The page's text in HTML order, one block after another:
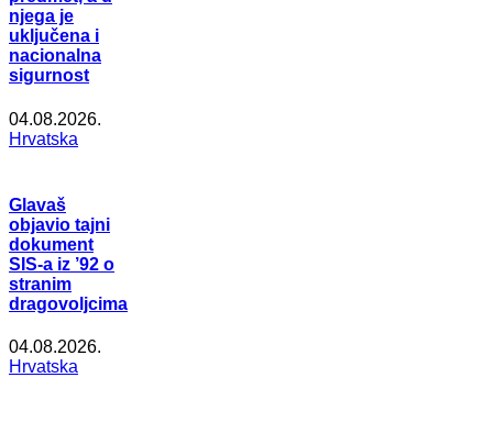
njega je
uključena i
nacionalna
sigurnost
04.08.2026.
Hrvatska
Glavaš
objavio tajni
dokument
SIS-a iz ’92 o
stranim
dragovoljcima
04.08.2026.
Hrvatska